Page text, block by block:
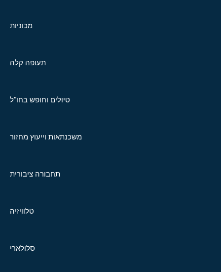
מכוניות
תעופה קלה
טיולים וחופש בחו"ל
משכנתאות וייעוץ מחזור
תחבורה ציבורית
טלוויזיה
סלולארי